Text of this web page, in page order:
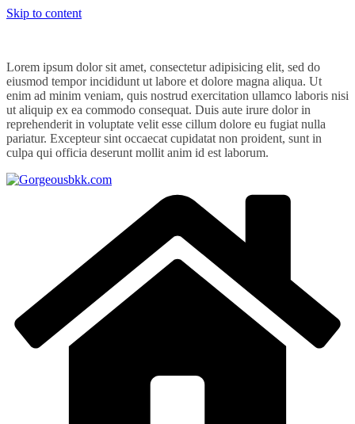
Skip to content
Lorem ipsum dolor sit amet, consectetur adipisicing elit, sed do
eiusmod tempor incididunt ut labore et dolore magna aliqua. Ut
enim ad minim veniam, quis nostrud exercitation ullamco laboris nisi
ut aliquip ex ea commodo consequat. Duis aute irure dolor in
reprehenderit in voluptate velit esse cillum dolore eu fugiat nulla
pariatur. Excepteur sint occaecat cupidatat non proident, sunt in
culpa qui officia deserunt mollit anim id est laborum.